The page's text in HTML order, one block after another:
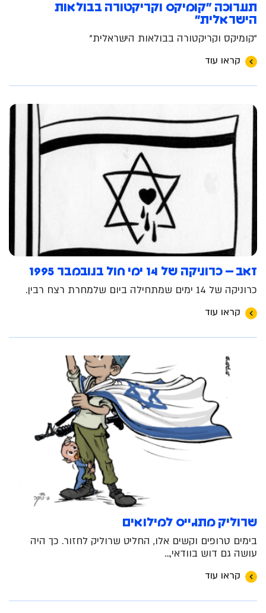
תערוכה "קומיקס וקריקטורה בבולאות
הישראלית"
"קומיקס וקריקטורה בבולאות הישראלית"
קראו עוד
זאב – כרוניקה של 14 ימי חול בנובמבר 1995
כרוניקה של 14 ימים שמתחילה ביום שלמחרת רצח רבין.
קראו עוד
שרוליק מתגייס למילואים
בימים טרופים וקשים אלו, החליט שרוליק לחזור. כך היה
עושה גם דוש בוודאי,...
קראו עוד